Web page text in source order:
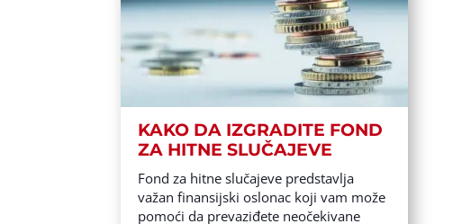
KAKO DA IZGRADITE FOND
ZA HITNE SLUČAJEVE
Fond za hitne slučajeve predstavlja
važan finansijski oslonac koji vam može
pomoći da prevaziđete neočekivane